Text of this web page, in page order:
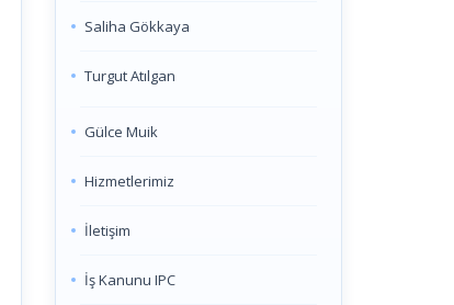
Saliha Gökkaya
Turgut Atılgan
Gülce Muik
Hizmetlerimiz
İletişim
İş Kanunu IPC